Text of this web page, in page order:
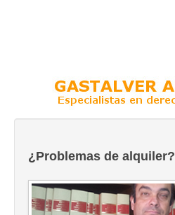
¿Problemas de alquiler?